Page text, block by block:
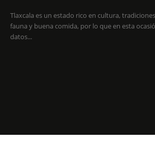
Tlaxcala es un estado rico en cultura,
fauna y buena comida, por lo que en esta
datos...